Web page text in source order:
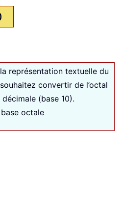
représentation textuelle du
convertir de l’octal
(base 10).
octale